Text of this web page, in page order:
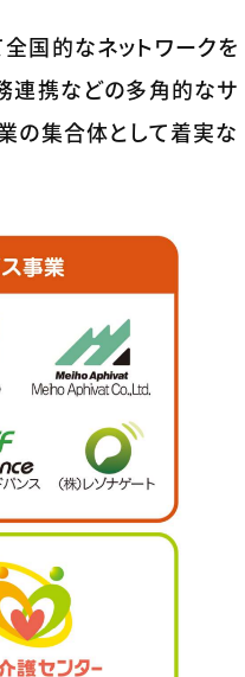
国的なネットワークを
連携などの多角的なサ
の集合体として着実な